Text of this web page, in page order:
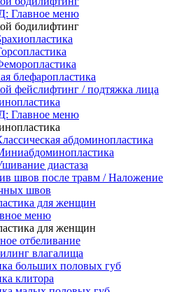
Главное меню
бодилифтинг
блефаропластика
фейслифтинг / подтяжка лица
Главное меню
абдоминопластика
диастаза
швов после травм / Наложение
швов
для женщин
меню
для женщин
отбеливание
влагалища
больших половых губ
клитора